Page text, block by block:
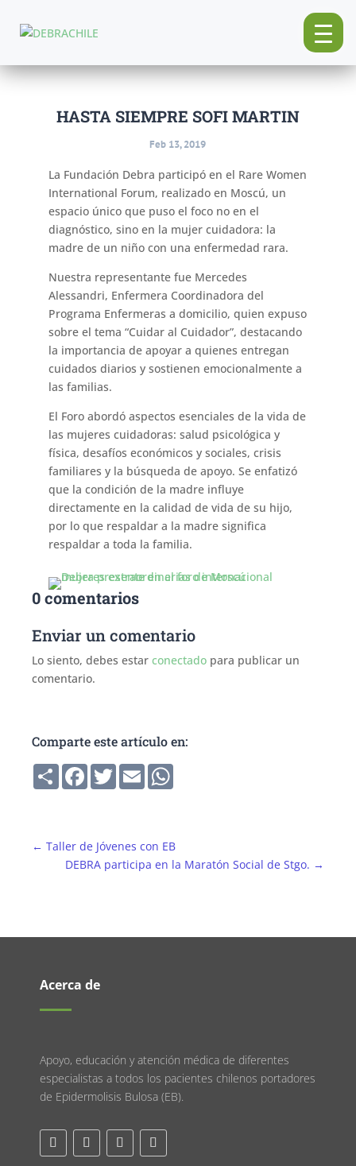
HASTA SIEMPRE SOFI MARTIN
Feb 13, 2019
La Fundación Debra participó en el Rare Women
International Forum, realizado en Moscú, un
espacio único que puso el foco no en el
diagnóstico, sino en la mujer cuidadora: la
madre de un niño con una enfermedad rara.
Nuestra representante fue Mercedes
Alessandri, Enfermera Coordinadora del
Programa Enfermeras a domicilio, quien expuso
sobre el tema “Cuidar al Cuidador”, destacando
la importancia de apoyar a quienes entregan
cuidados diarios y sostienen emocionalmente a
las familias.
El Foro abordó aspectos esenciales de la vida de
las mujeres cuidadoras: salud psicológica y
física, desafíos económicos y sociales, crisis
familiares y la búsqueda de apoyo. Se enfatizó
que la condición de la madre influye
directamente en la calidad de vida de su hijo,
por lo que respaldar a la madre significa
respaldar a toda la familia.
0 comentarios
Enviar un comentario
Lo siento, debes estarconectado para publicar un
comentario.
Comparte este artículo en:
CompartirFacebookTwitterEmail
←Taller de Jóvenes con EB
DEBRA participa en la Maratón Social de Stgo. →
Acerca de
Apoyo, educación y atención médica de diferentes
especialistas a todos los pacientes chilenos portadores
de Epidermolisis Bulosa (EB).